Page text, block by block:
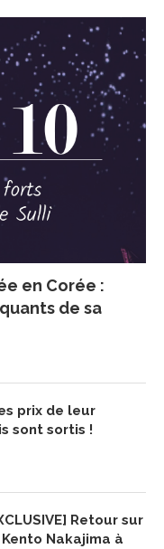
en Corée :
de sa
prix de leur
sont sortis !
Retour sur
Nakajima à